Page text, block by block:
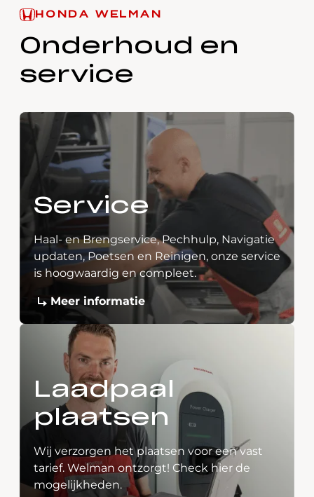
HONDA WELMAN
Onderhoud en
service
Service
Haal- en Brengservice, Pechhulp, Navigatie
updaten, Poetsen en Reinigen, onze service
is hoogwaardig en compleet.
Meer informatie
Laadpaal
plaatsen
Wij verzorgen het plaatsen voor een vast
tarief. Welman ontzorgt! Check hier de
mogelijkheden.